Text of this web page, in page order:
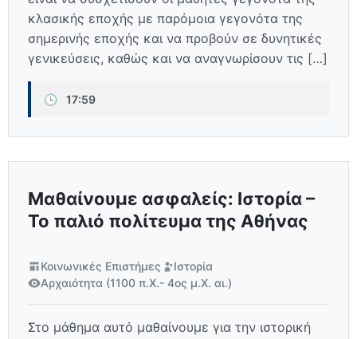
κλασικής εποχής με παρόμοια γεγονότα της
σημερινής εποχής και να προβούν σε δυνητικές
γενικεύσεις, καθώς και να αναγνωρίσουν τις […]
🕒 17:59
Μαθαίνουμε ασφαλείς: Ιστορία –
Το παλιό πολίτευμα της Αθήνας
Κοινωνικές Επιστήμες
Ιστορία
Αρχαιότητα (1100 π.Χ.- 4ος μ.Χ. αι.)
Στο μάθημα αυτό μαθαίνουμε για την ιστορική